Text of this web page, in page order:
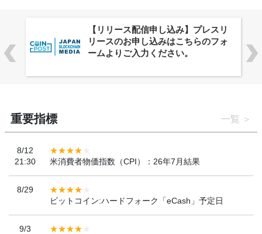
株式会社PlnX、アジア最大級のグロ
ーバルWeb3カンファレンス
「WebX2026」とのコラボレーショ
重要指標 一覧
8/12
21:30
米消費者物価指数（CPI）：26年7月結果
8/29
ビットコイン:ハードフォーク「eCash」予定日
9/3